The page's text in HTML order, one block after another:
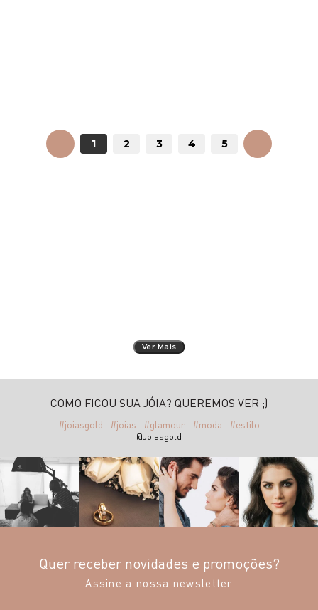
ANTERIOR 1 2 3 4 5PRÓXIMO
Ver Mais
COMO FICOU SUA JÓIA? QUEREMOS VER ;)
#joiasgold #joias #glamour #moda #estilo
@Joiasgold
Quer receber novidades e promoções?
Assine a nossa newsletter